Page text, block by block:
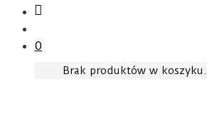
0
Brak produktów w koszyku.